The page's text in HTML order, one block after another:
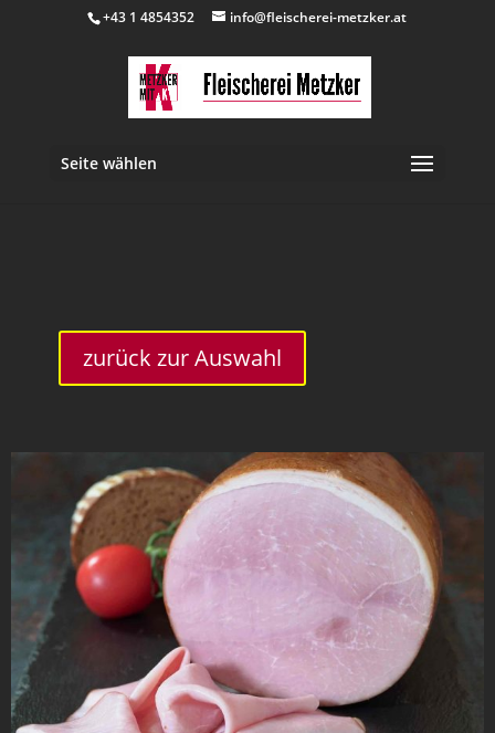
+43 1 4854352 info@fleischerei-metzker.at
Seite wählen
zurück zur Auswahl